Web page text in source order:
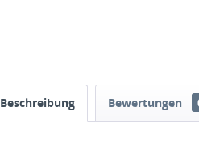
Beschreibung Bewertungen